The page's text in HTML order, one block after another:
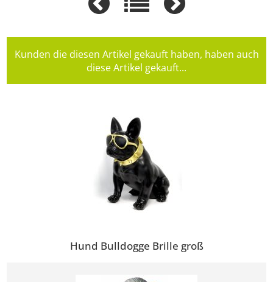
Kunden die diesen Artikel gekauft haben, haben auch
diese Artikel gekauft...
Hund Bulldogge Brille groß